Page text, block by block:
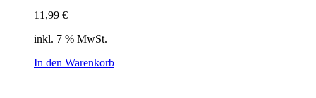
11,99 €
inkl. 7 % MwSt.
In den Warenkorb